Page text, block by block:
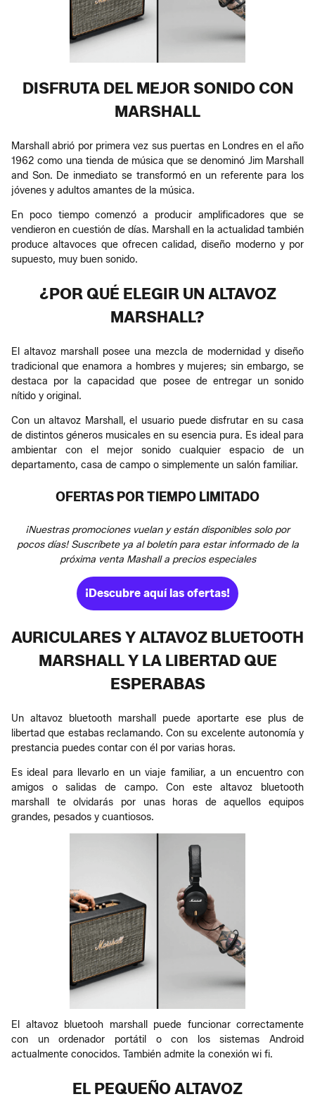
DISFRUTA DEL MEJOR SONIDO CON
MARSHALL
Marshall abrió por primera vez sus puertas en Londres en el año
1962 como una tienda de música que se denominó Jim Marshall
and Son. De inmediato se transformó en un referente para los
jóvenes y adultos amantes de la música.
En poco tiempo comenzó a producir amplificadores que se
vendieron en cuestión de días. Marshall en la actualidad también
produce altavoces que ofrecen calidad, diseño moderno y por
supuesto, muy buen sonido.
¿POR QUÉ ELEGIR UN ALTAVOZ
MARSHALL?
El altavoz marshall posee una mezcla de modernidad y diseño
tradicional que enamora a hombres y mujeres; sin embargo, se
destaca por la capacidad que posee de entregar un sonido
nítido y original.
Con un altavoz Marshall, el usuario puede disfrutar en su casa
de distintos géneros musicales en su esencia pura. Es ideal para
ambientar con el mejor sonido cualquier espacio de un
departamento, casa de campo o simplemente un salón familiar.
OFERTAS POR TIEMPO LIMITADO
¡Nuestras promociones vuelan y están disponibles solo por
pocos días! Suscríbete ya al boletín para estar informado de la
próxima venta Mashall a precios especiales
¡Descubre aquí las ofertas!
AURICULARES Y ALTAVOZ BLUETOOTH
MARSHALL Y LA LIBERTAD QUE
ESPERABAS
Un altavoz bluetooth marshall puede aportarte ese plus de
libertad que estabas reclamando. Con su excelente autonomía y
prestancia puedes contar con él por varias horas.
Es ideal para llevarlo en un viaje familiar, a un encuentro con
amigos o salidas de campo. Con este altavoz bluetooth
marshall te olvidarás por unas horas de aquellos equipos
grandes, pesados y cuantiosos.
El altavoz bluetooh marshall puede funcionar correctamente
con un ordenador portátil o con los sistemas Android
actualmente conocidos. También admite la conexión wi fi.
EL PEQUEÑO ALTAVOZ